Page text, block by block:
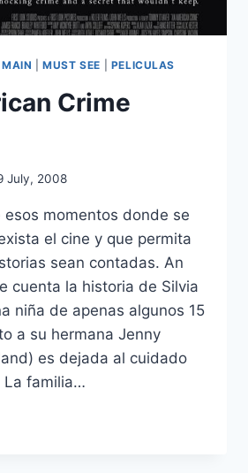
MAIN |MUST SEE PELICULAS
Crime
July, 2008
esos momentos donde se
el cine y que permita
sean contadas. An
cuenta la historia de Silvia
niña de apenas algunos 15
a su hermana Jenny
es dejada al cuidado
La familia…